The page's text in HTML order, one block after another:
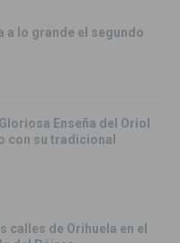
a lo grande el segundo
Enseña del Oriol
con su tradicional
calles de Orihuela en el